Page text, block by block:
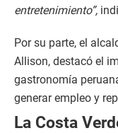
entretenimiento”,
Por su parte, el
Allison, destacó el
gastronomía
generar empleo y
La Costa